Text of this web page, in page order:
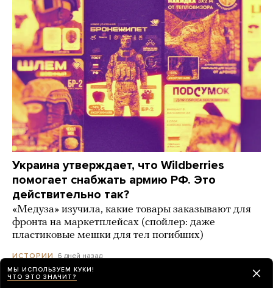
Украина утверждает, что Wildberries
помогает снабжать армию РФ. Это
действительно так?
«Медуза» изучила, какие товары заказывают для
фронта на маркетплейсах (спойлер: даже
пластиковые мешки для тел погибших)
ИСТОРИИ 6 дней назад
МЫ ИСПОЛЬЗУЕМ КУКИ!
ЧТО ЭТО ЗНАЧИТ?